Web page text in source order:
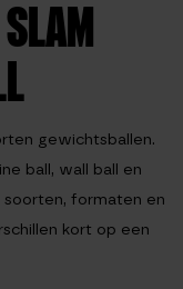
gewichtsballen.
ball, wall ball en
soorten, formaten en
kort op een